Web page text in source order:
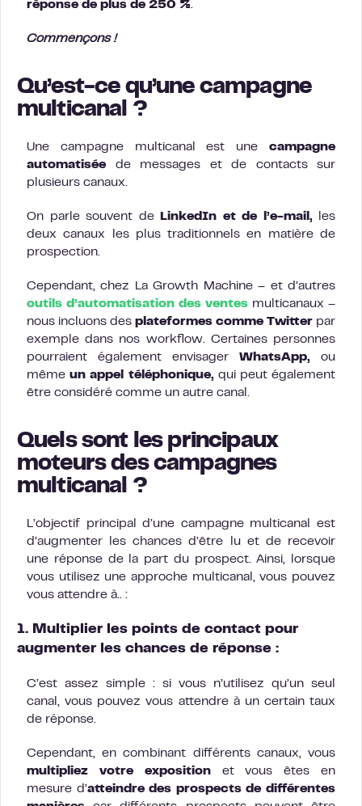
réponse de plus de 250 %.
Commençons !
Qu’est-ce qu’une campagne
multicanal ?
Une campagne multicanal est une campagne
automatisée de messages et de contacts sur
plusieurs canaux.
On parle souvent de LinkedIn et de l’e-mail, les
deux canaux les plus traditionnels en matière de
prospection.
Cependant, chez La Growth Machine – et d’autres
outils d’automatisation des ventes multicanaux –
nous incluons des plateformes comme Twitter par
exemple dans nos workflow. Certaines personnes
pourraient également envisager WhatsApp, ou
même un appel téléphonique, qui peut également
être considéré comme un autre canal.
Quels sont les principaux
moteurs des campagnes
multicanal ?
L’objectif principal d’une campagne multicanal est
d’augmenter les chances d’être lu et de recevoir
une réponse de la part du prospect. Ainsi, lorsque
vous utilisez une approche multicanal, vous pouvez
vous attendre à.. :
1. Multiplier les points de contact pour
augmenter les chances de réponse :
C’est assez simple : si vous n’utilisez qu’un seul
canal, vous pouvez vous attendre à un certain taux
de réponse.
Cependant, en combinant différents canaux, vous
multipliez votre expositionet vous êtes en
mesure d’atteindre des prospects de différentes